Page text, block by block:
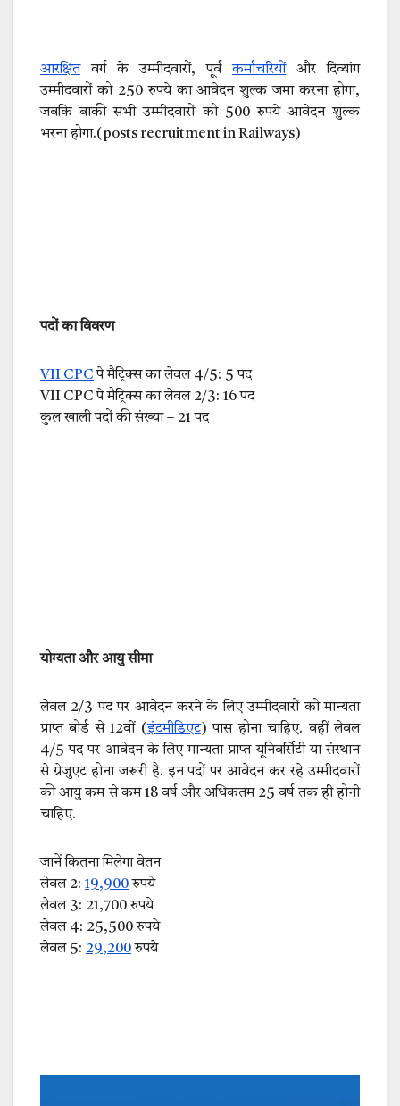
आरक्षितवर्ग के उम्मीदवारों, पूर्वकर्माचरियोंऔर दिव्यांग
उम्मीदवारों को 250 रुपये का आवेदन शुल्क जमा करना होगा,
जबकि बाकी सभी उम्मीदवारों को 500 रुपये आवेदन शुल्क
भरना होगा.(posts recruitment in Railways)
पदों का विवरण
VII CPCपे मैट्रिक्स का लेवल 4/5: 5 पद
VII CPC पे मैट्रिक्स का लेवल 2/3: 16 पद
कुल खाली पदों की संख्या – 21 पद
योग्यता और आयु सीमा
लेवल 2/3 पद पर आवेदन करने के लिए उम्मीदवारों को मान्यता
प्राप्त बोर्ड से 12वीं (इंटमीडिएट) पास होना चाहिए. वहीं लेवल
4/5 पद पर आवेदन के लिए मान्यता प्राप्त यूनिवर्सिटी या संस्थान
से ग्रेजुएट होना जरूरी है. इन पदों पर आवेदन कर रहे उम्मीदवारों
की आयु कम से कम 18 वर्ष और अधिकतम 25 वर्ष तक ही होनी
चाहिए.
जानें कितना मिलेगा वेतन
लेवल 2: 19,900रुपये
लेवल 3: 21,700 रुपये
लेवल 4: 25,500 रुपये
लेवल 5: 29,200रुपये